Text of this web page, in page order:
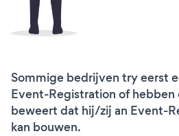
Sommige bedrijven try eerst
Event-Registration of hebben
beweert dat hij/zij an Event-
kan bouwen.